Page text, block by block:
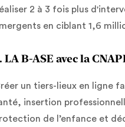
2 à 3 fois plus
en ciblant 1,6
LA B-ASE avec la
un tiers-lieux en ligne
insertion
de l’enfance et